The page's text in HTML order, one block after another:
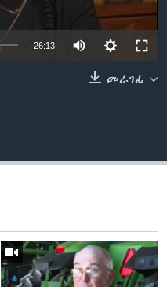
26:13
መራገፊ